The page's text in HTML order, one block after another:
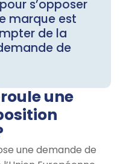
s’opposer
marque est
de la
de
une
une demande de